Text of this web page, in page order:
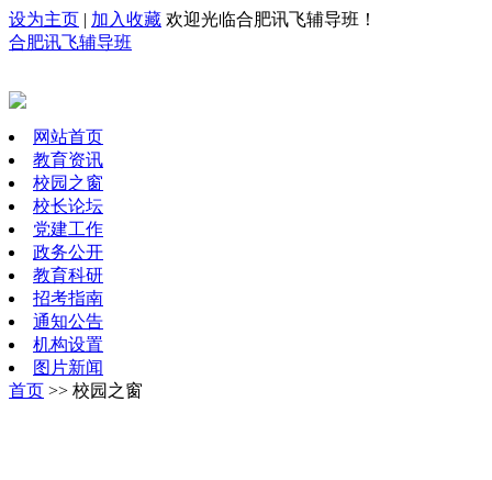
设为主页 | 加入收藏 欢迎光临合肥讯飞辅导班！
合肥讯飞辅导班
网站首页
教育资讯
校园之窗
校长论坛
党建工作
政务公开
教育科研
招考指南
通知公告
机构设置
图片新闻
首页 >> 校园之窗